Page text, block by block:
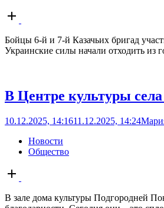
Open
post
Бойцы 6-й и 7-й Казачьих бригад
Украинские силы начали отходить из
В Центре культуры
10.12.2025, 14:1611.12.2025, 14:24
Новости
Общество
Open
post
В зале дома культуры Подгородней